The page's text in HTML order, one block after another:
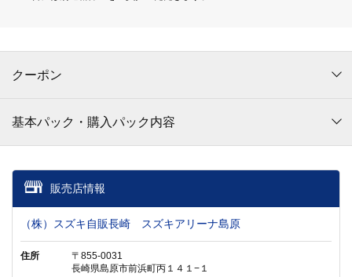
クーポン
基本パック・購入パック内容
販売店情報
（株）スズキ自販長崎 スズキアリーナ島原
住所
〒855-0031
長崎県島原市前浜町丙１４１−１